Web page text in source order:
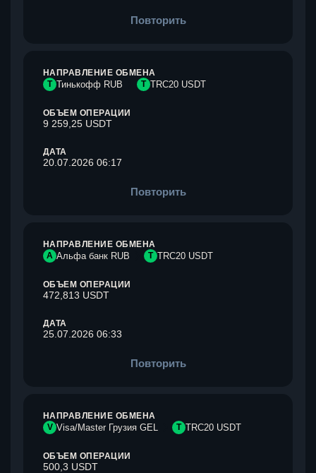
Повторить
НАПРАВЛЕНИЕ ОБМЕНА
Т Тинькофф RUB T TRC20 USDT
ОБЪЕМ ОПЕРАЦИИ
9 259,25 USDT
ДАТА
20.07.2026 06:17
Повторить
НАПРАВЛЕНИЕ ОБМЕНА
А Альфа банк RUB T TRC20 USDT
ОБЪЕМ ОПЕРАЦИИ
472,813 USDT
ДАТА
25.07.2026 06:33
Повторить
НАПРАВЛЕНИЕ ОБМЕНА
V Visa/Master Грузия GEL T TRC20 USDT
ОБЪЕМ ОПЕРАЦИИ
500,3 USDT